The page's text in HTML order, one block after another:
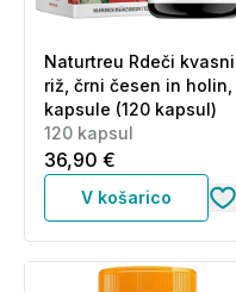
Naturtreu Rdeči kvasni
riž, črni česen in holin,
kapsule (120 kapsul)
120 kapsul
36,90 €
V košarico